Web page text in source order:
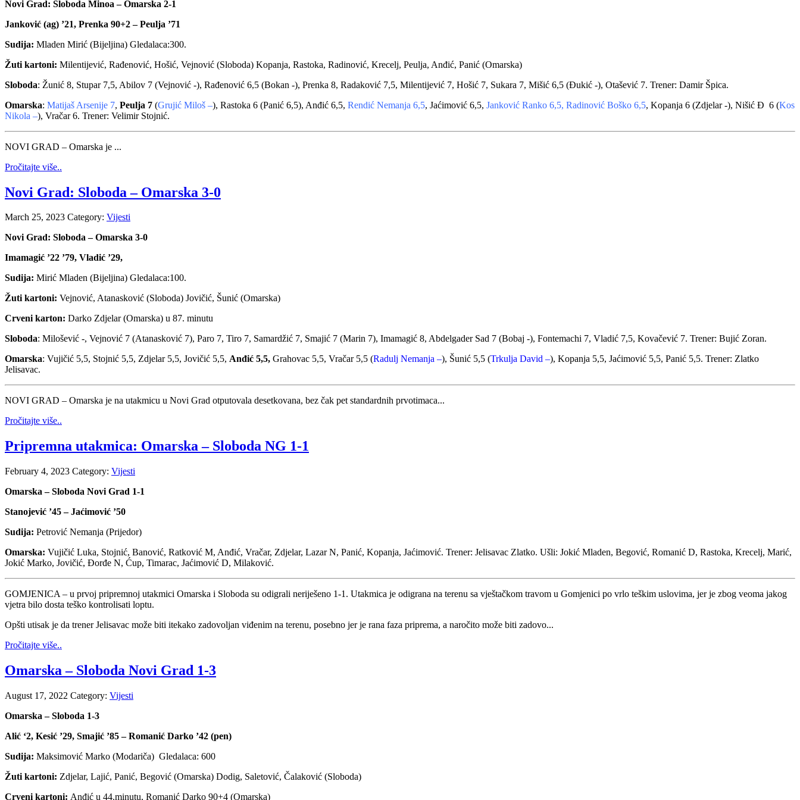
Novi Grad: Sloboda Minoa – Omarska 2-1
Janković (ag) ’21, Prenka 90+2 – Peulja ’71
Sudija: Mladen Mirić (Bijeljina) Gledalaca:300.
Žuti kartoni: Milentijević, Rađenović, Hošić, Vejnović (Sloboda) Kopanja, Rastoka, Radinović, Krecelj, Peulja, Anđić, Panić (Omarska)
Sloboda: Žunić 8, Stupar 7,5, Abilov 7 (Vejnović -), Rađenović 6,5 (Bokan -), Prenka 8, Radaković 7,5, Milentijević 7, Hošić 7, Sukara 7, Mišić 6,5 (Đukić -), Otašević 7. Trener: Damir Špica.
Omarska: Matijaš Arsenije 7, Peulja 7 (Grujić Miloš –), Rastoka 6 (Panić 6,5), Anđić 6,5, Rendić Nemanja 6,5, Jaćimović 6,5, Janković Ranko 6,5, Radinović Boško 6,5, Kopanja 6 (Zdjelar -), Nišić Đ 6 (Kos
Nikola –), Vračar 6. Trener: Velimir Stojnić.
NOVI GRAD – Omarska je ...
Pročitajte više..
Novi Grad: Sloboda – Omarska 3-0
March 25, 2023 Category: Vijesti
Novi Grad: Sloboda – Omarska 3-0
Imamagić ’22 ’79, Vladić ’29,
Sudija: Mirić Mladen (Bijeljina) Gledalaca:100.
Žuti kartoni: Vejnović, Atanasković (Sloboda) Jovičić, Šunić (Omarska)
Crveni karton: Darko Zdjelar (Omarska) u 87. minutu
Sloboda: Milošević -, Vejnović 7 (Atanasković 7), Paro 7, Tiro 7, Samardžić 7, Smajić 7 (Marin 7), Imamagić 8, Abdelgader Sad 7 (Bobaj -), Fontemachi 7, Vladić 7,5, Kovačević 7. Trener: Bujić Zoran.
Omarska: Vujičić 5,5, Stojnić 5,5, Zdjelar 5,5, Jovičić 5,5, Anđić 5,5, Grahovac 5,5, Vračar 5,5 (Radulj Nemanja –), Šunić 5,5 (Trkulja David –), Kopanja 5,5, Jaćimović 5,5, Panić 5,5. Trener: Zlatko
Jelisavac.
NOVI GRAD – Omarska je na utakmicu u Novi Grad otputovala desetkovana, bez čak pet standardnih prvotimaca...
Pročitajte više..
Pripremna utakmica: Omarska – Sloboda NG 1-1
February 4, 2023 Category: Vijesti
Omarska – Sloboda Novi Grad 1-1
Stanojević ’45 – Jaćimović ’50
Sudija: Petrović Nemanja (Prijedor)
Omarska: Vujičić Luka, Stojnić, Banović, Ratković M, Anđić, Vračar, Zdjelar, Lazar N, Panić, Kopanja, Jaćimović. Trener: Jelisavac Zlatko. Ušli: Jokić Mladen, Begović, Romanić D, Rastoka, Krecelj, Marić,
Jokić Marko, Jovičić, Đorđe N, Ćup, Timarac, Jaćimović D, Milaković.
GOMJENICA – u prvoj pripremnoj utakmici Omarska i Sloboda su odigrali neriješeno 1-1. Utakmica je odigrana na terenu sa vještačkom travom u Gomjenici po vrlo teškim uslovima, jer je zbog veoma jakog
vjetra bilo dosta teško kontrolisati loptu.
Opšti utisak je da trener Jelisavac može biti itekako zadovoljan viđenim na terenu, posebno jer je rana faza priprema, a naročito može biti zadovo...
Pročitajte više..
Omarska – Sloboda Novi Grad 1-3
August 17, 2022 Category: Vijesti
Omarska – Sloboda 1-3
Alić ‘2, Kesić ’29, Smajić ’85 – Romanić Darko ’42 (pen)
Sudija: Maksimović Marko (Modariča) Gledalaca: 600
Žuti kartoni: Zdjelar, Lajić, Panić, Begović (Omarska) Dodig, Saletović, Čalaković (Sloboda)
Crveni kartoni: Anđić u 44.minutu, Romanić Darko 90+4 (Omarska)